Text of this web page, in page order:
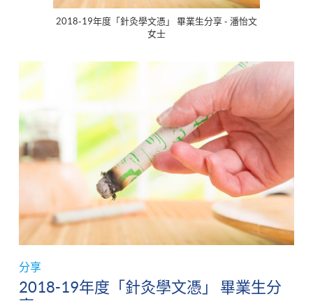
分享
2018-19年度「針灸學文憑」 畢業生分
2018-19年度「針灸學文憑」 畢業生分享 - 潘怡文
女士